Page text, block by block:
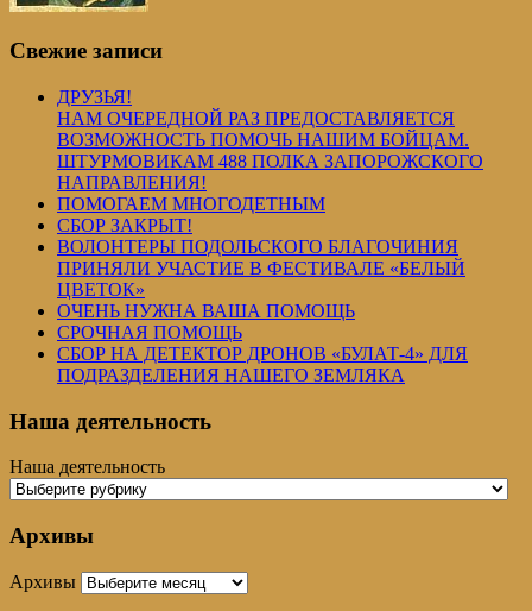
Свежие записи
ДРУЗЬЯ!
НАМ ОЧЕРЕДНОЙ РАЗ ПРЕДОСТАВЛЯЕТСЯ
ВОЗМОЖНОСТЬ ПОМОЧЬ НАШИМ БОЙЦАМ.
ШТУРМОВИКАМ 488 ПОЛКА ЗАПОРОЖСКОГО
НАПРАВЛЕНИЯ!
ПОМОГАЕМ МНОГОДЕТНЫМ
СБОР ЗАКРЫТ!
ВОЛОНТЕРЫ ПОДОЛЬСКОГО БЛАГОЧИНИЯ
ПРИНЯЛИ УЧАСТИЕ В ФЕСТИВАЛЕ «БЕЛЫЙ
ЦВЕТОК»
ОЧЕНЬ НУЖНА ВАША ПОМОЩЬ
СРОЧНАЯ ПОМОЩЬ
СБОР НА ДЕТЕКТОР ДРОНОВ «БУЛАТ-4» ДЛЯ
ПОДРАЗДЕЛЕНИЯ НАШЕГО ЗЕМЛЯКА
Наша деятельность
Наша деятельность
Архивы
Архивы